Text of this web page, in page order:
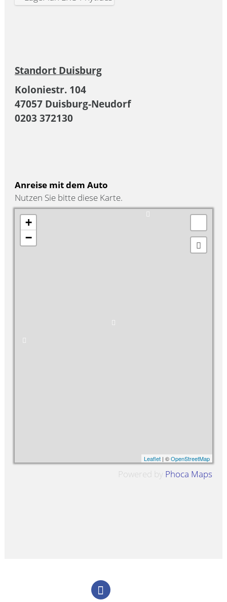
Standort Duisburg
Koloniestr. 104
47057 Duisburg-Neudorf
0203 372130
Anreise mit dem Auto
Nutzen Sie bitte diese Karte.
+
−
Leaflet | ©OpenStreetMap
Powered by Phoca Maps